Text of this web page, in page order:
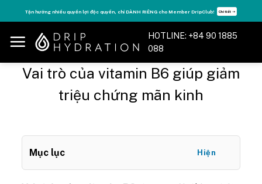
to
content
Tận hưởng nhiều quyền lợi độc quyền, chỉ DÀNH RIÊNG cho Member DripClub! Chi tiết ➝
HOTLINE: +84 90 1885
088
Vai trò của vitamin B6 giúp giảm
triệu chứng mãn kinh
Mục lục Hiện